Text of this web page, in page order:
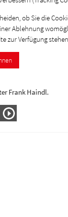
ihre gegenseitigen
Die
von ver.di und
rund einer
„Diese
Frank Haindl.
ob Sie die
Ablehnung
zur Verfügung stehen.